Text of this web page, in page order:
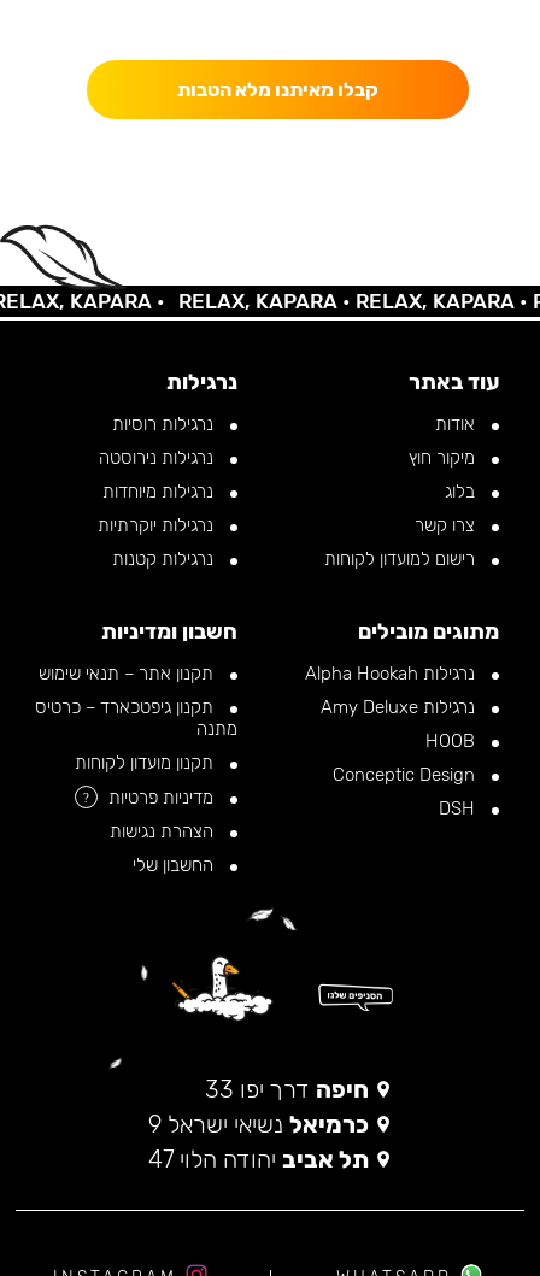
קבלו מאיתנו מלא הטבות
KAPARA • RELAX, KAPARA •RELAX, KAPARA •
עוד באתר
אודות
מיקור חוץ
בלוג
צרו קשר
רישום למועדון לקוחות
נרגילות
נרגילות רוסיות
נרגילות נירוסטה
נרגילות מיוחדות
נרגילות יוקרתיות
נרגילות קטנות
מתוגים מובילים
נרגילות Alpha Hookah
נרגילות Amy Deluxe
חשבון ומדיניות
תקנון אתר – תנאי שימוש
תקנון גיפטכארד – כרטיס
מתנה
תקנון מועדון לקוחות
מדיניות פרטיות
?
הצהרת נגישות
החשבון שלי
חיפה דרך יפו 33
כרמיאל נשיאי ישראל 9
תל אביב יהודה הלוי 47